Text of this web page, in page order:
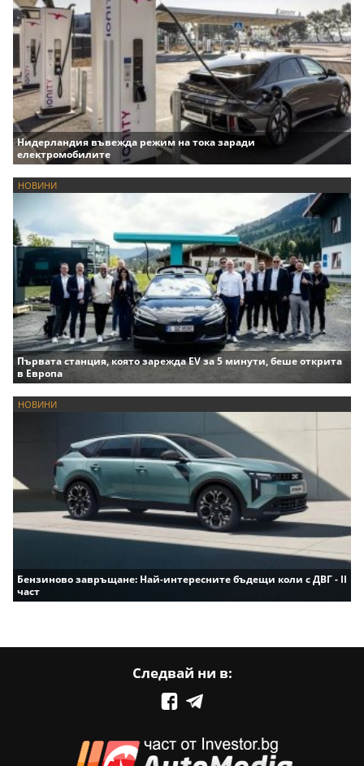
Нидерландия въвежда режим на тока заради
електромобилите
НОВИНИ
Първата станция, която зарежда EV за 5 минути, беше открита
в Европа
НОВИНИ
Бензиново завръщане: Най-интересните бъдещи коли с ДВГ - II
част
Следвай ни в: